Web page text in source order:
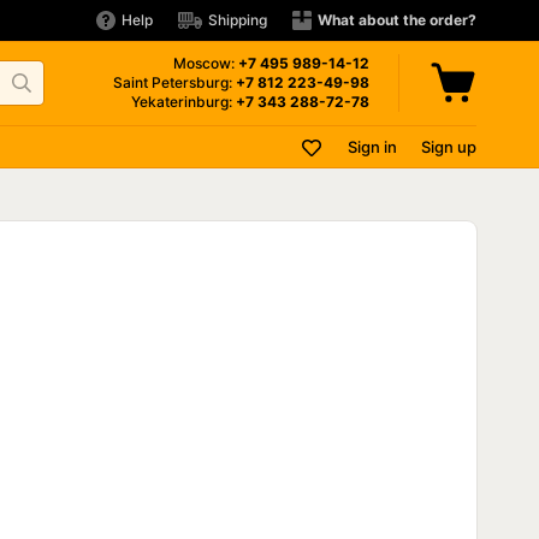
Help Shipping What about the order?
Moscow: +7 495 989-14-12
Saint Petersburg: +7 812 223-49-98
Yekaterinburg: +7 343 288-72-78
Sign in Sign up